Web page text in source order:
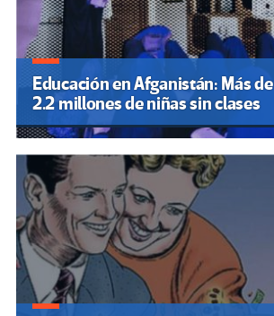
Educación en Afganistán: Más de
2.2 millones de niñas sin clases